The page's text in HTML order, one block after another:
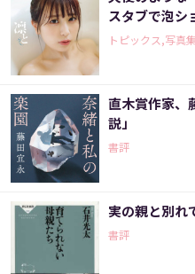
スタブで泡シ
トピックス,写真集
直木賞作家、
説」
書評
実の親と別れ
書評